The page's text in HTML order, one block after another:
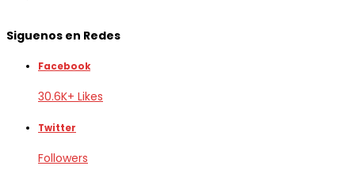
Siguenos en Redes
Facebook
30.6K+ Likes
Twitter
Followers